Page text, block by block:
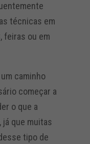
técnicas em
feiras ou em
caminho
começar a
o que a
já que muitas
tipo de